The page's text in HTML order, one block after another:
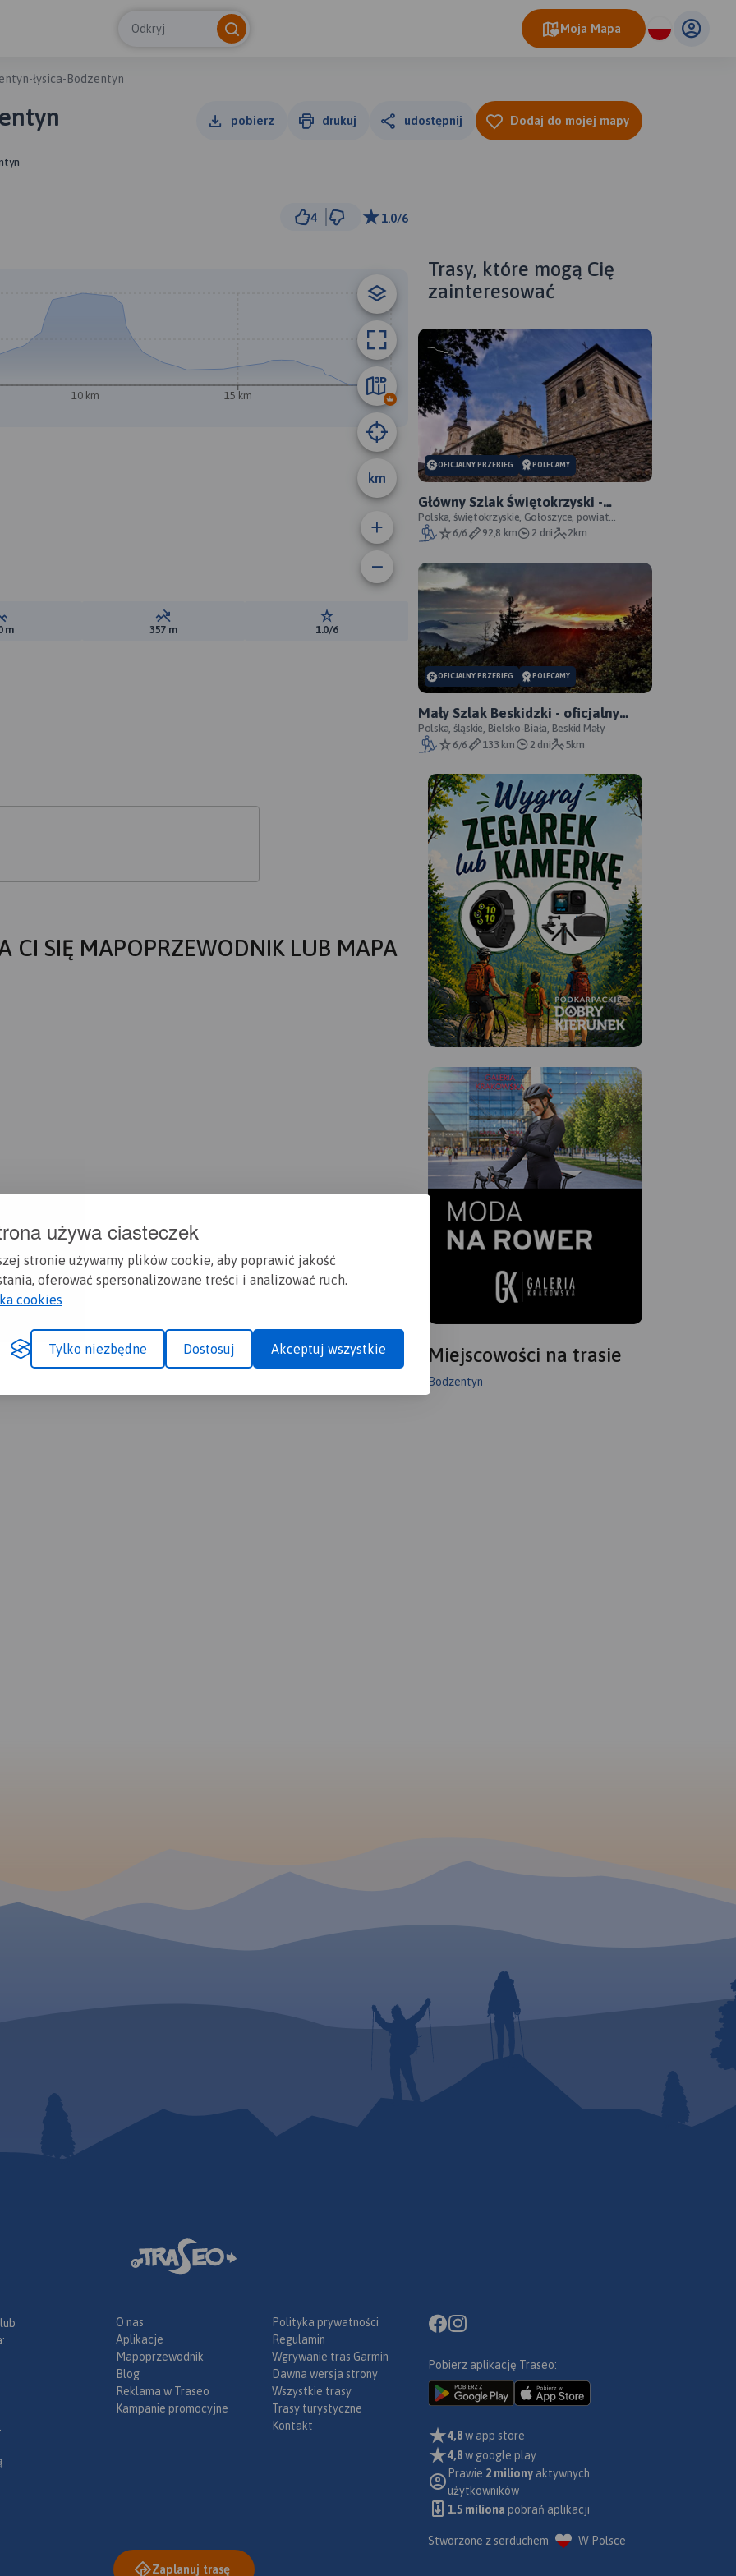
używa ciasteczek
stronie używamy plików cookie, aby poprawić jakość
oferować spersonalizowane treści i analizować ruch.
cookies
Tylko niezbędne Dostosuj Akceptuj wszystkie
Odkryj Moja Mapa
łysica-Bodzentyn
pobierz drukuj udostępnij Dodaj do mojej mapy
4 1.0/6
2 km
km
10 km 15 km 20 km
przewyższeń:
m Suma spadków:
357 m Ocena trasy:
1.0/6
CI SIĘ MAPOPRZEWODNIK LUB MAPA
Trasy, które mogą Cię
zainteresować
OFICJALNY PRZEBIEG POLECAMY
Główny Szlak Świętokrzyski -
oficjalny przebieg
Polska, świętokrzyskie, Gołoszyce, powiat
opatowski
6/6 92,8 km 2 dni 2km
OFICJALNY PRZEBIEG POLECAMY
Mały Szlak Beskidzki - oficjalny
przebieg
Polska, śląskie, Bielsko-Biała, Beskid Mały
6/6
133 km 2 dni 5km
Miejscowości na trasie
Bodzentyn
O nas
Aplikacje
Mapoprzewodnik
Blog
Reklama w Traseo
Kampanie promocyjne
Polityka prywatności
Regulamin
Wgrywanie tras Garmin
Dawna wersja strony
Wszystkie trasy
Trasy turystyczne
Kontakt
Pobierz aplikację Traseo:
4,8w app store
4,8w google play
Prawie 2 miliony aktywnych
użytkowników
1.5 miliona pobrań aplikacji
Stworzone z serduchem W Polsce
Zaplanuj trasę